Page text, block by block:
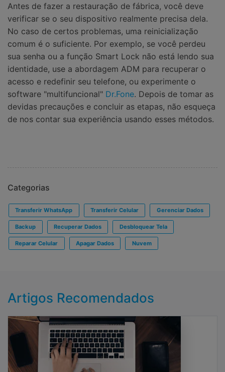
Antes de fazer a restauração de fábrica, você deve
verificar se o seu dispositivo realmente precisa dela.
No caso de certos problemas, uma reinicialização
comum é o suficiente. Por exemplo, se você perdeu
sua senha ou a função Smart Lock não está lendo sua
identidade, use a abordagem ADM para recuperar o
acesso e redefinir seu telefone, ou experimente o
software "multifuncional" Dr.Fone. Depois de tomar as
devidas precauções e concluir as etapas, não esqueça
de nos contar sua experiência usando esses métodos.
Categorias
Transferir WhatsApp Transferir Celular Gerenciar Dados
Backup Recuperar Dados Desbloquear Tela
Reparar Celular Apagar Dados Nuvem
Artigos Recomendados